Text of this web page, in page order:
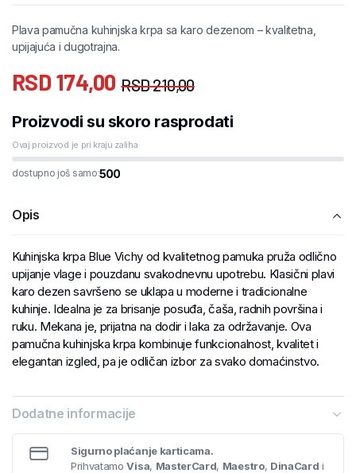
Plava pamučna kuhinjska krpa sa karo dezenom – kvalitetna,
upijajuća i dugotrajna.
RSD210,00
RSD 174,00
Proizvodi su skoro rasprodati
Ovaj proizvod je pri kraju zaliha
dostupno još samo:500
Opis
Kuhinjska krpa Blue Vichy od kvalitetnog pamuka pruža odlično
upijanje vlage i pouzdanu svakodnevnu upotrebu. Klasični plavi
karo dezen savršeno se uklapa u moderne i tradicionalne
kuhinje. Idealna je za brisanje posuđa, čaša, radnih površina i
ruku. Mekana je, prijatna na dodir i laka za održavanje. Ova
pamučna kuhinjska krpa kombinuje funkcionalnost, kvalitet i
elegantan izgled, pa je odličan izbor za svako domaćinstvo.
Dodatne informacije
Sigurno plaćanje karticama.
PrihvatamoVisa, MasterCard, Maestro, DinaCard i